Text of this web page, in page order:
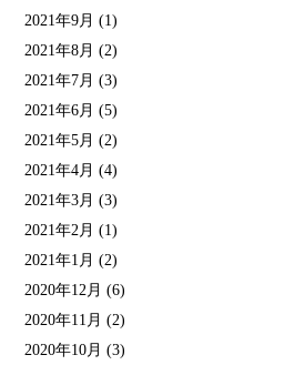
2021年9月 (1)
2021年8月 (2)
2021年7月 (3)
2021年6月 (5)
2021年5月 (2)
2021年4月 (4)
2021年3月 (3)
2021年2月 (1)
2021年1月 (2)
2020年12月 (6)
2020年11月 (2)
2020年10月 (3)